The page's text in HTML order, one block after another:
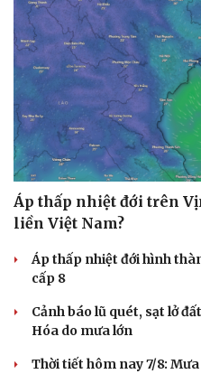
Áp thấp nhiệt đới trên
liền Việt Nam?
Áp thấp nhiệt đới hình
cấp 8
Cảnh báo lũ quét, sạt lở
Hóa do mưa lớn
Thời tiết hôm nay 7/8: